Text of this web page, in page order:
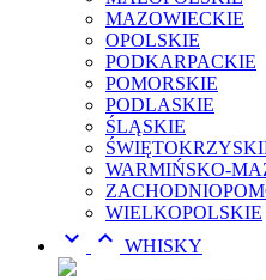
MAZOWIECKIE
OPOLSKIE
PODKARPACKIE
POMORSKIE
PODLASKIE
ŚLĄSKIE
WARMIŃSKO-
WIELKOPOLSKIE
  WHISKY